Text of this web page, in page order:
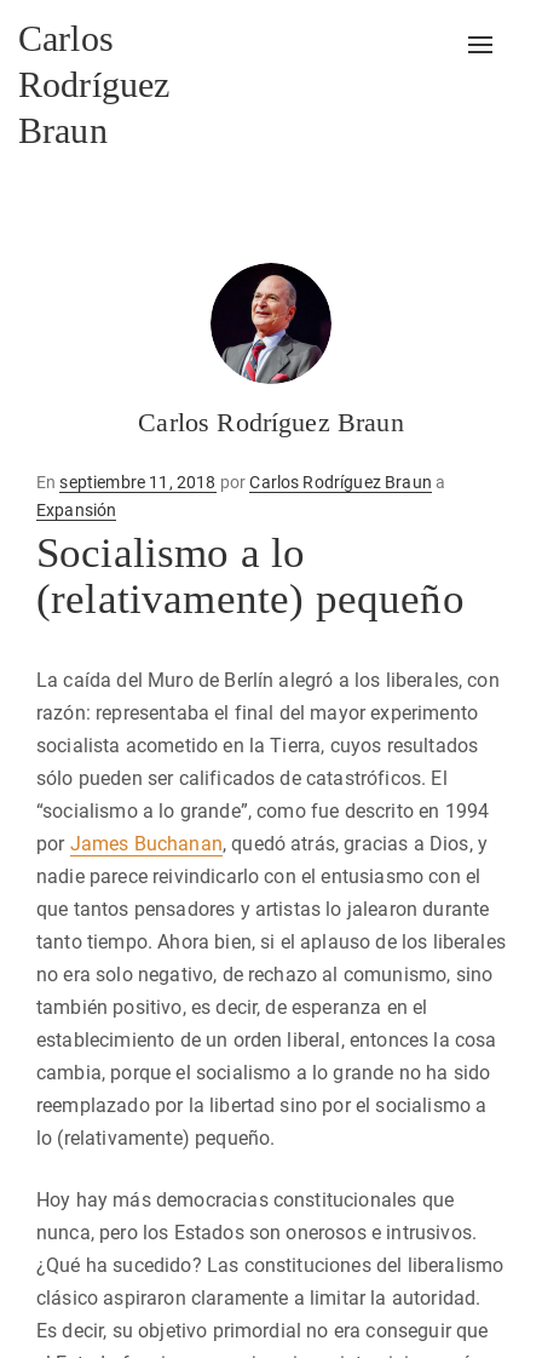
Carlos
Rodríguez
Braun
Carlos Rodríguez Braun
EnPublicado
en
septiembre 11, 2018 porCarlos Rodríguez Braun a
Expansión
Socialismo a lo
(relativamente) pequeño
La caída del Muro de Berlín alegró a los liberales, con
razón: representaba el final del mayor experimento
socialista acometido en la Tierra, cuyos resultados
sólo pueden ser calificados de catastróficos. El
“socialismo a lo grande”, como fue descrito en 1994
por James Buchanan, quedó atrás, gracias a Dios, y
nadie parece reivindicarlo con el entusiasmo con el
que tantos pensadores y artistas lo jalearon durante
tanto tiempo. Ahora bien, si el aplauso de los liberales
no era solo negativo, de rechazo al comunismo, sino
también positivo, es decir, de esperanza en el
establecimiento de un orden liberal, entonces la cosa
cambia, porque el socialismo a lo grande no ha sido
reemplazado por la libertad sino por el socialismo a
lo (relativamente) pequeño.
Hoy hay más democracias constitucionales que
nunca, pero los Estados son onerosos e intrusivos.
¿Qué ha sucedido? Las constituciones del liberalismo
clásico aspiraron claramente a limitar la autoridad.
Es decir, su objetivo primordial no era conseguir que